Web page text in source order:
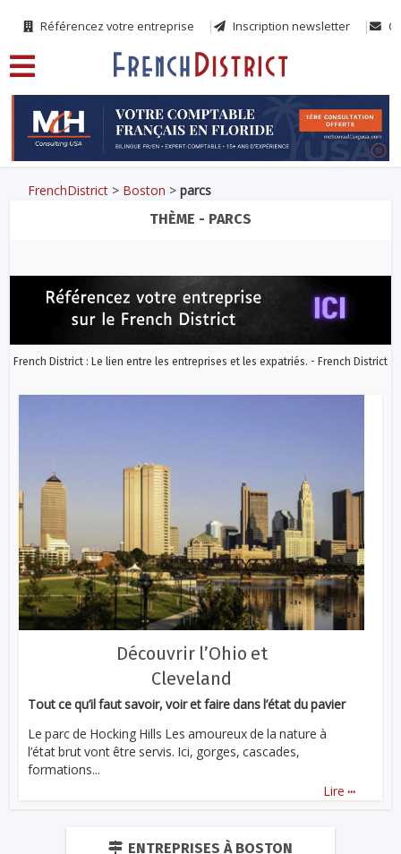
Référencez votre entreprise Inscription newsletter
FrenchDistrict > Boston >parcs
THÈME - PARCS
French District : Le lien entre les entreprises et les expatriés. - French District
Découvrir l’Ohio et
Cleveland
Tout ce qu’il faut savoir, voir et faire dans l’état du pavier
Le parc de Hocking Hills Les amoureux de la nature à
l’état brut vont être servis. Ici, gorges, cascades,
formations...
Lire ...
ENTREPRISES À BOSTON